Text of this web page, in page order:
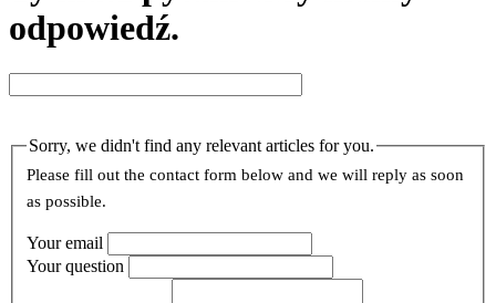
odpowiedź.
Sorry, we didn't find any relevant articles for you.
Please fill out the contact form below and we will reply as soon
as possible.
Your email
Your question